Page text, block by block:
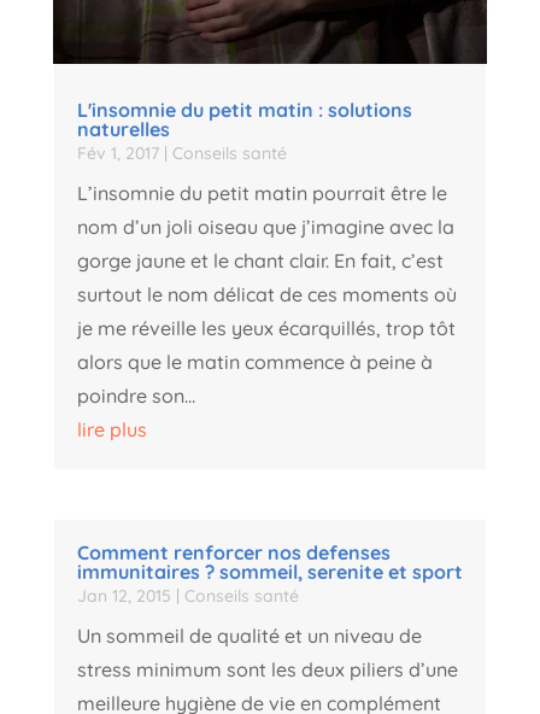
L'insomnie du petit matin : solutions
naturelles
Fév 1, 2017| Conseils santé
L’insomnie du petit matin pourrait être le
nom d’un joli oiseau que j’imagine avec la
gorge jaune et le chant clair. En fait, c’est
surtout le nom délicat de ces moments où
je me réveille les yeux écarquillés, trop tôt
alors que le matin commence à peine à
poindre son...
lire plus
Comment renforcer nos defenses
immunitaires ? sommeil, serenite et sport
Jan 12, 2015 | Conseils santé
Un sommeil de qualité et un niveau de
stress minimum sont les deux piliers d’une
meilleure hygiène de vie en complément